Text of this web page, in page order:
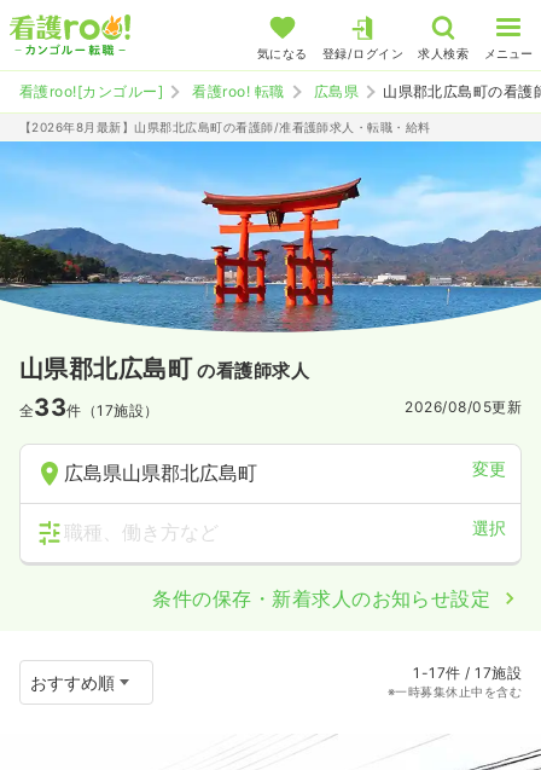
気になる 登録/ログイン 求人検索 メニュー
看護roo![カンゴルー] 看護roo! 転職 広島県 山県郡北広島町の看護
【2026年8月最新】山県郡北広島町の看護師/准看護師求人・転職・給料
山県郡北広島町 の看護師求人
全33件（17施設） 2026/08/05更新
広島県山県郡北広島町 変更
職種、働き方など 選択
条件の保存・新着求人のお知らせ設定
1-17件 / 17施設
※一時募集休止中を含む